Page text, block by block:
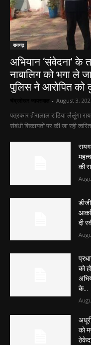
रायगढ़
अभियान ‘संवेदना’ के
नाबालिग को भगा ले
पुलिस ने आरोपित को
- August 3,
पत्रकार हीरालाल राठिया लैलूंगा
संबंधी शिकायतों पर की जा रही
की
दी
को
के...
को